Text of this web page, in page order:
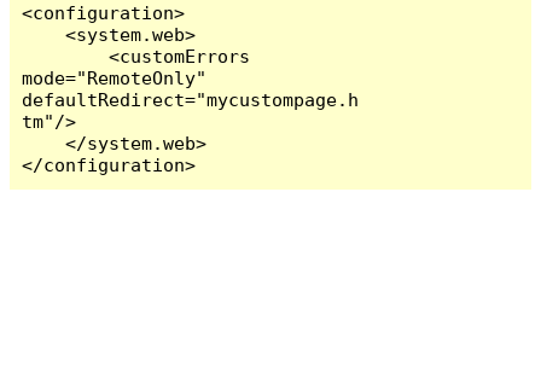
<configuration>
    <system.web>
        <customErrors
mode="RemoteOnly"
defaultRedirect="mycustompage.h
tm"/>
    </system.web>
</configuration>